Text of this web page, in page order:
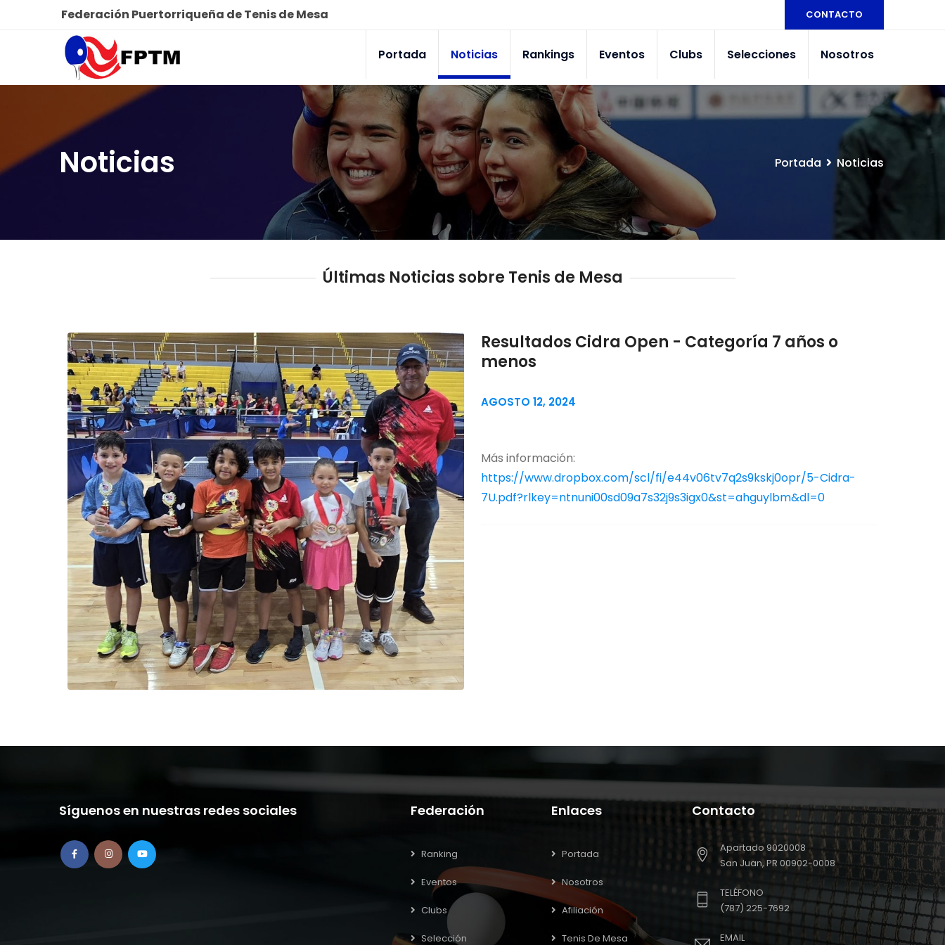
Federación Puertorriqueña de Tenis de Mesa CONTACTO
Portada Noticias Rankings Eventos Clubs Selecciones Nosotros
Noticias Portada Noticias
Últimas Noticias sobre Tenis de Mesa
Resultados Cidra Open - Categoría 7 años o
menos
AGOSTO 12, 2024
Más información:
https://www.dropbox.com/scl/fi/e44v06tv7q2s9kskj0opr/5-Cidra-
7U.pdf?rlkey=ntnuni00sd09a7s32j9s3igx0&st=ahguylbm&dl=0
Síguenos en nuestras redes sociales Federación
Ranking
Eventos
Clubs
Selección
Enlaces
Portada
Nosotros
Afiliación
Tenis De Mesa
Contacto
Apartado 9020008
San Juan, PR 00902-0008
TELÉFONO
(787) 225-7692
EMAIL